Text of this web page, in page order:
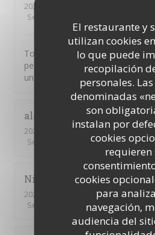
El restaurante y
utilizan cookies
lo que puede
recopilación
personales.
denominadas
son
instalan por
cookies
requieren
cookies
para
navegación,
audiencia del
2024-11-10
Servicio
Toujours un plaisir extrême
personnel de retrouver les
une équipe géniale .
alain
2023-03-05
- 13:00 - Invitados 4
Servicio
Ambiente:5/5 Menú:
Nicolas
2023-03-05
- 13:00 - Invitados 3
Servicio
Ambiente: 3/5 Menú: